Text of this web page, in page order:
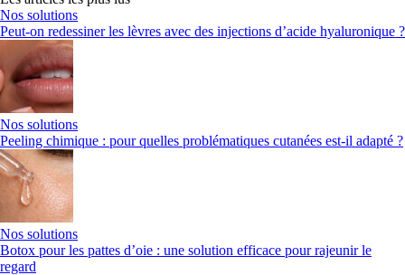
Nos solutions
Peut-on redessiner les lèvres avec des injections d’acide hyaluronique ?
Nos solutions
Peeling chimique : pour quelles problématiques cutanées est-il adapté ?
Nos solutions
Botox pour les pattes d’oie : une solution efficace pour rajeunir le
regard